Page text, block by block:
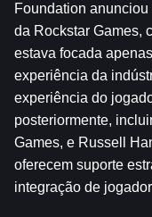
Foundation
da Rockstar Games,
estava focada
experiência da
experiência do
posteriormente,
Games, e Russell
oferecem suporte
integração de